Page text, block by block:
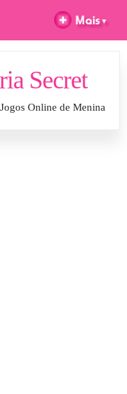
Secret
Online de Menina